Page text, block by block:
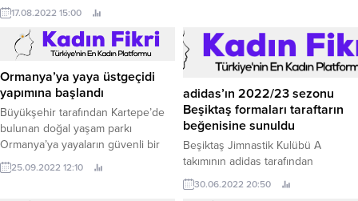
17.08.2022 15:00
Ormanya’ya yaya üstgeçidi
yapımına başlandı
Büyükşehir tarafından Kartepe’de
bulunan doğal yaşam parkı
Ormanya’ya yayaların güvenli bir
şekilde ulaşımını sağlayacak
üstgeçit yapımına başlandı
25.09.2022 12:10
adidas’ın 2022/23 sezonu
Beşiktaş formaları taraftarın
beğenisine sunuldu
Beşiktaş Jimnastik Kulübü A
takımının adidas tarafından
hazırlanan ve 2022-2023 sezonu
boyunca giyecekleri formaları
30.06.2022 20:50